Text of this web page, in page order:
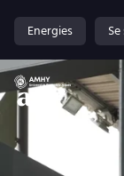
Energies